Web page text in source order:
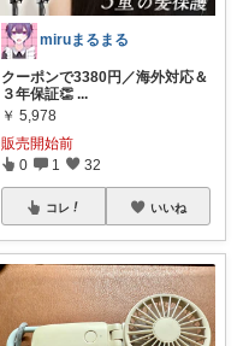
miruまるまる
クーポンで3380円／海外対応＆
３年保証👏 ...
￥ 5,978
販売開始前
0 1 32
コレ いいね